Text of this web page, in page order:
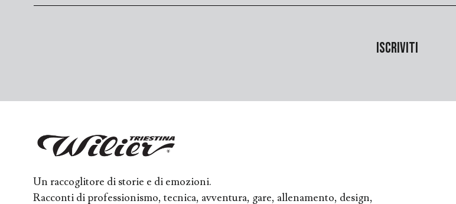
Un raccoglitore di storie e di emozioni.
Racconti di professionismo, tecnica, avventura, gare, allenamento, design,